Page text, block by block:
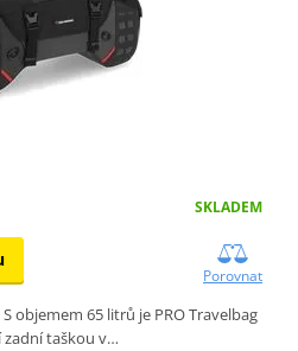
SKLADEM
Porovnat
objemem 65 litrů je PRO Travelbag
zadní taškou v…